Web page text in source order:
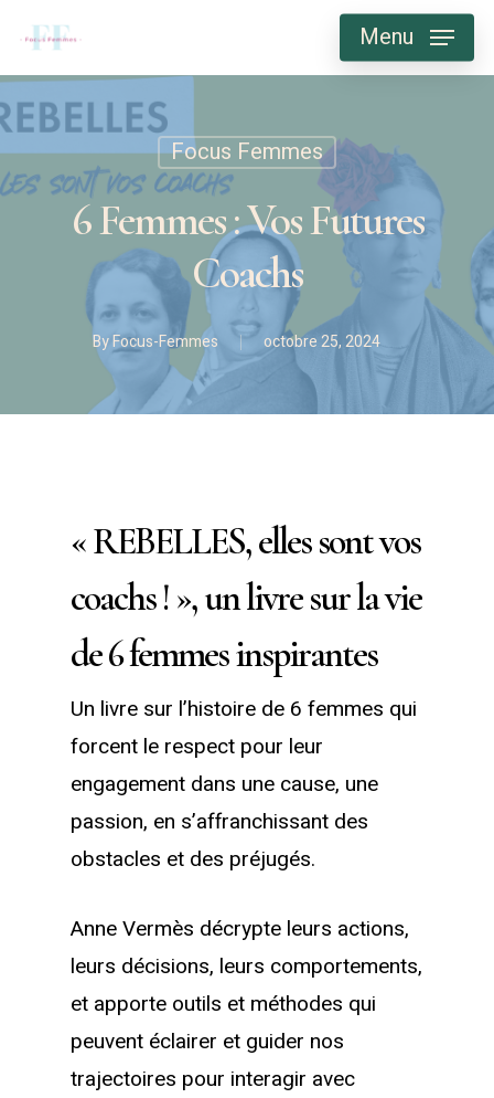
Skip
content
Menu
Focus Femmes
6 Femmes : Vos Futures
Coachs
ByFocus-Femmes octobre 25, 2024
« REBELLES, elles sont vos
coachs ! », un livre sur la vie
de 6 femmes inspirantes
Un livre sur l’histoire de 6 femmes qui
forcent le respect pour leur
engagement dans une cause, une
passion, en s’affranchissant des
obstacles et des préjugés.
Anne Vermès décrypte leurs actions,
leurs décisions, leurs comportements,
et apporte outils et méthodes qui
peuvent éclairer et guider nos
trajectoires pour interagir avec